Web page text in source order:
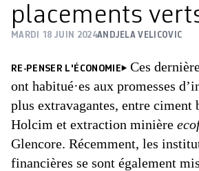
placements
MARDI 18 JUIN 2024ANDJELA VELICOVIC
RE-PENSER L'ÉCONOMIE
Ces
ont habitué·es aux promesses
plus extravagantes, entre ciment
Holcim et extraction minière
Glencore. Récemment, les
financières se sont également